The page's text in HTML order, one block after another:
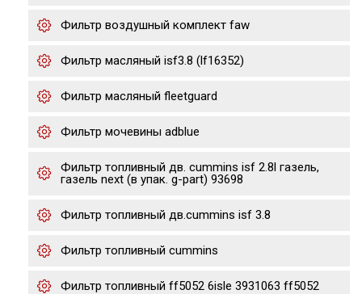
Фильтр воздушный комплект faw
Фильтр масляный isf3.8 (lf16352)
Фильтр масляный fleetguard
Фильтр мочевины adblue
Фильтр топливный дв. cummins isf 2.8l газель,
газель next (в упак. g-part) 93698
Фильтр топливный дв.cummins isf 3.8
Фильтр топливный cummins
Фильтр топливный ff5052 6isle 3931063 ff5052